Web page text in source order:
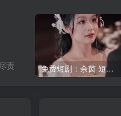
责 免费短剧：余茵 短剧 16部合集